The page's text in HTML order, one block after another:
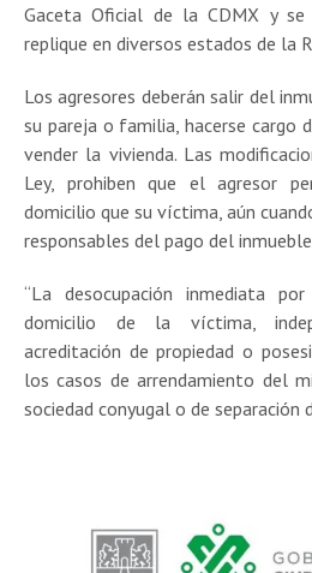
Gaceta Oficial de la CDMX y
replique en diversos estados de la
Los agresores deberán salir del
su pareja o familia, hacerse cargo
vender la vivienda. Las
Ley, prohiben que el agresor
domicilio que su víctima, aún
responsables del pago del
“La desocupación inmediata
domicilio de la víctima,
acreditación de propiedad o
los casos de arrendamiento del
sociedad conyugal o de separación